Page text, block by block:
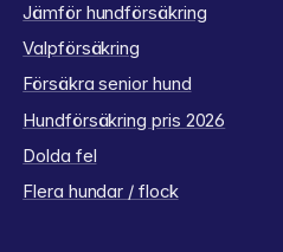
Jämför hundförsäkring
Valpförsäkring
Försäkra senior hund
Hundförsäkring pris 2026
Dolda fel
Flera hundar / flock